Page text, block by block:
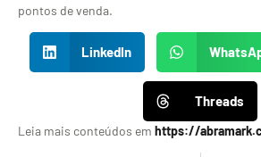
pontos de venda.
LinkedIn
Threads
Leia mais conteúdos em https://